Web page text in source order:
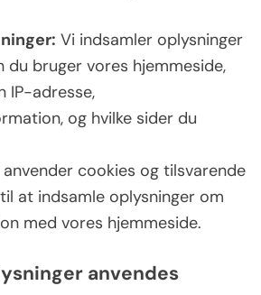
Vi indsamler oplysninger
du bruger vores hjemmeside,
IP-adresse,
og hvilke sider du
anvender cookies og tilsvarende
at indsamle oplysninger om
med vores hjemmeside.
anvendes